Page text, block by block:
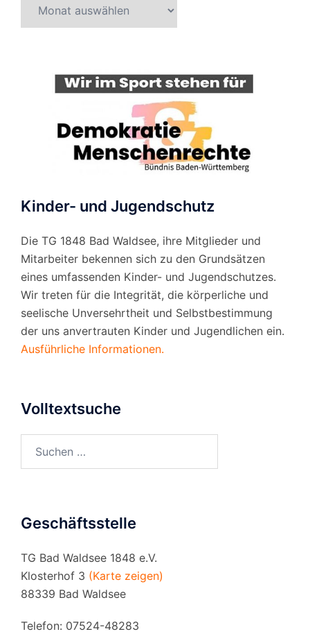
Kinder- und Jugendschutz
Die TG 1848 Bad Waldsee, ihre Mitglieder und
Mitarbeiter bekennen sich zu den Grundsätzen
eines umfassenden Kinder- und Jugendschutzes.
Wir treten für die Integrität, die körperliche und
seelische Unversehrtheit und Selbstbestimmung
der uns anvertrauten Kinder und Jugendlichen ein.
Ausführliche Informationen.
Volltextsuche
nach:
Geschäftsstelle
TG Bad Waldsee 1848 e.V.
Klosterhof 3 (Karte zeigen)
88339 Bad Waldsee
Telefon: 07524-48283